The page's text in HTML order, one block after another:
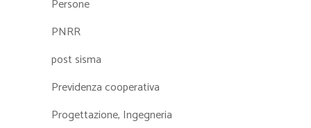
Persone
PNRR
post sisma
Previdenza cooperativa
Progettazione, Ingegneria